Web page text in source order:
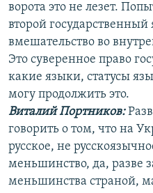
ворота это не лезет.
второй
вмешательство во
Это суверенное право
какие языки, статусы
могу продолжить это.
Виталий Портников:
говорить о том, что на
русское, не
меньшинство, да, разве
меньшинства страной,